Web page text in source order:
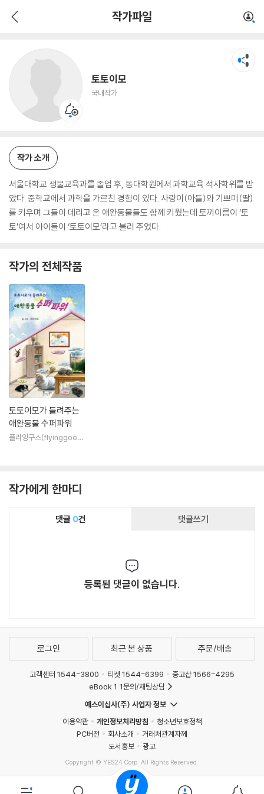
작가파일
토토이모
국내작가
작가 소개
서울대학교 생물교육과를 졸업 후, 동대학원에서 과학교육 석사학위를 받
았다. 중학교에서 과학을 가르친 경험이 있다. 사랑이(아들)와 기쁘미(딸)
를 키우며 그들이 데리고 온 애완동물들도 함께 키웠는데 토끼이름이 ‘토
토’여서 아이들이 ‘토토이모’라고 불러 주었다.
작가의 전체작품
토토이모가 들려주는
애완동물 수퍼파워
플라잉구스(flyinggoos
작가에게 한마디
댓글 0건 댓글쓰기
등록된 댓글이 없습니다.
로그인 최근 본 상품 주문/배송
고객센터 1544-3800 티켓 1544-6399
중고샵 1566-4295
eBook 1:1문의/채팅상담
예스이십사(주) 사업자 정보
이용약관
개인정보처리방침
청소년보호정책
PC버전
회사소개
거래처관계자께
도서홍보
광고
Copyright © YES24 Corp. All Rights Reserved.